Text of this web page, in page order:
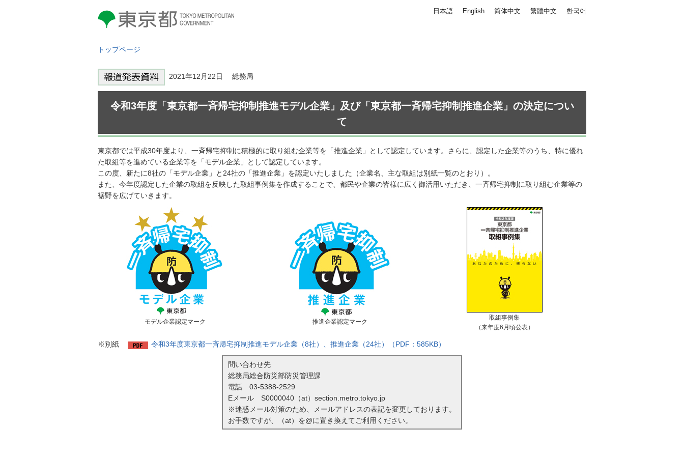
東京都 TOKYO METROPOLITAN
GOVERNMENT
日本語 English 简体中文 繁體中文 한국어
トップページ
2021年12月22日 総務局
令和3年度「東京都一斉帰宅抑制推進モデル企業」及び「東京都一斉帰宅抑制推進企業」の決定につい
て
東京都では平成30年度より、一斉帰宅抑制に積極的に取り組む企業等を「推進企業」として認定しています。さらに、認定した企業等のうち、特に優れ
た取組等を進めている企業等を「モデル企業」として認定しています。
この度、新たに8社の「モデル企業」と24社の「推進企業」を認定いたしました（企業名、主な取組は別紙一覧のとおり）。
また、今年度認定した企業の取組を反映した取組事例集を作成することで、都民や企業の皆様に広く御活用いただき、一斉帰宅抑制に取り組む企業等の
裾野を広げていきます。
モデル企業認定マーク 推進企業認定マーク
取組事例集
（来年度6月頃公表）
※別紙 令和3年度東京都一斉帰宅抑制推進モデル企業（8社）、推進企業（24社）（PDF：585KB）
問い合わせ先
総務局総合防災部防災管理課
電話 03-5388-2529
Eメール S0000040（at）section.metro.tokyo.jp
※迷惑メール対策のため、メールアドレスの表記を変更しております。
お手数ですが、（at）を@に置き換えてご利用ください。